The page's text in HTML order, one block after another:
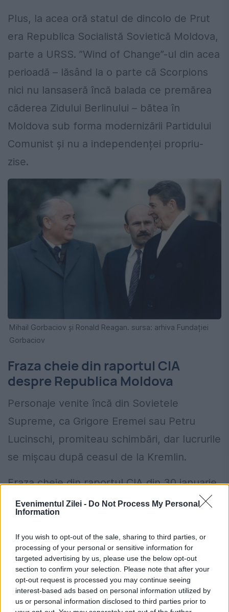
Evenimentul Zilei - Do Not Process My Personal
Information
If you wish to opt-out of the sale, sharing to third parties, or
processing of your personal or sensitive information for
targeted advertising by us, please use the below opt-out
section to confirm your selection. Please note that after your
opt-out request is processed you may continue seeing
interest-based ads based on personal information utilized by
us or personal information disclosed to third parties prior to
Plus, la acea oră statul de dincolo de Prut
era Republica Socialistă Sovietică Moldova,
parte a URSS. ”Wind of Change”-ul din acea
perioadă – lăsând la o parte că Scorpions
nici nu lansaseră încă balada ce premărea
căderea Zidului Berlinului – bătea în
Moldova sub forma modernizării Partidului
Comunist și nu a independenței propriu-
zise.
Mihail Gorbaciov și Ronald Reagan. sursa: arhiva Fundației
Gorbaciov
Fraza cheie din raportul CIA
despre Republica Moldova
Personaje venite încă din Sovietele
Supreme, ca Grigore Eremei sau Petru
Lucinschi, promiteau schimbări, dar lucrurile
se mișcau după ceasul de la Kremlin.
Fraza cheie din raportul CIA din 30 ianuarie
1990 este cea legată de ”beneficiile unei
structuri federale reînnoite”, metoda prin
care Gorbaciov încerca să mențină cele 11
republici sub aceeași umbrelă, împăcând
ideea de imperiu cu emanciparea națiunilor
satelit. De sub umbrela asta, devenită
rusească din sovietică, în decembrie 1991,